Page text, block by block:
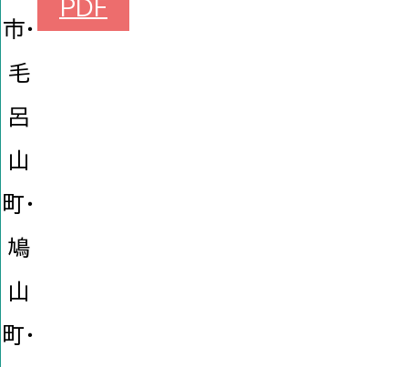
市・
毛
呂
山
町・
鳩
山
町・
PDF